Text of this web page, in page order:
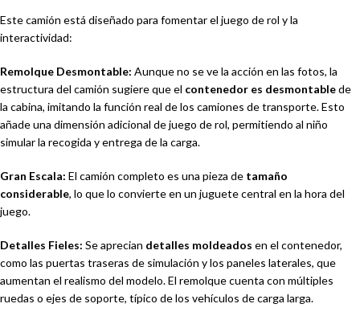
Este camión está diseñado para fomentar el juego de rol y la
interactividad:
Remolque Desmontable: Aunque no se ve la acción en las fotos, la
estructura del camión sugiere que el contenedor es desmontablede
la cabina, imitando la función real de los camiones de transporte. Esto
añade una dimensión adicional de juego de rol, permitiendo al niño
simular la recogida y entrega de la carga.
Gran Escala: El camión completo es una pieza de tamaño
considerable, lo que lo convierte en un juguete central en la hora del
juego.
Detalles Fieles: Se aprecian detalles moldeados en el contenedor,
como las puertas traseras de simulación y los paneles laterales, que
aumentan el realismo del modelo. El remolque cuenta con múltiples
ruedas o ejes de soporte, típico de los vehículos de carga larga.